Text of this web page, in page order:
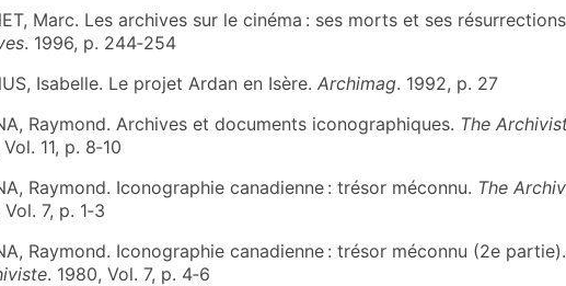
Marc. Les archives sur le cinéma : ses morts et ses
. 1996, p. 244‑254
Isabelle. Le projet Ardan en Isère. Archimag. 1992, p. 27
Raymond. Archives et documents iconographiques. The
11, p. 8‑10
Raymond. Iconographie canadienne : trésor méconnu. The
7, p. 1‑3
Raymond. Iconographie canadienne : trésor méconnu (2e partie).
. 1980, Vol. 7, p. 4‑6